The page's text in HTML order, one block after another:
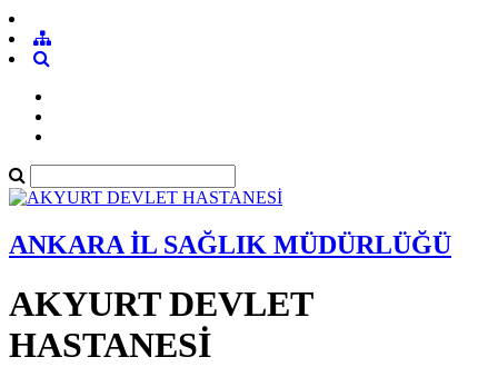
ANKARA İL SAĞLIK MÜDÜRLÜĞÜ
AKYURT DEVLET
HASTANESİ